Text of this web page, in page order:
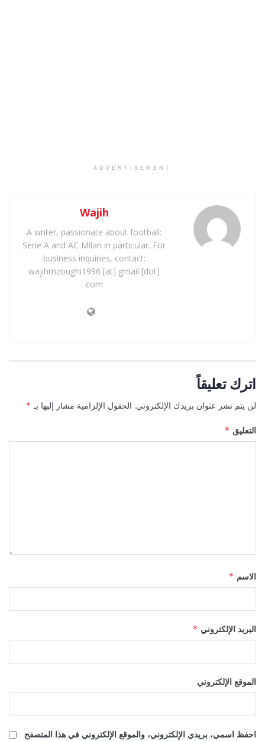
ADVERTISEMENT
Wajih
A writer, passionate about football:
Serie A and AC Milan in particular. For
business inquiries, contact:
wajihmzoughi1996 [at] gmail [dot]
com
اترك تعليقاً
لن يتم نشر عنوان بريدك الإلكتروني. الحقول الإلزامية مشار إليها بـ *
التعليق *
الاسم *
البريد الإلكتروني *
الموقع الإلكتروني
احفظ اسمي، بريدي الإلكتروني، والموقع الإلكتروني في هذا المتصفح